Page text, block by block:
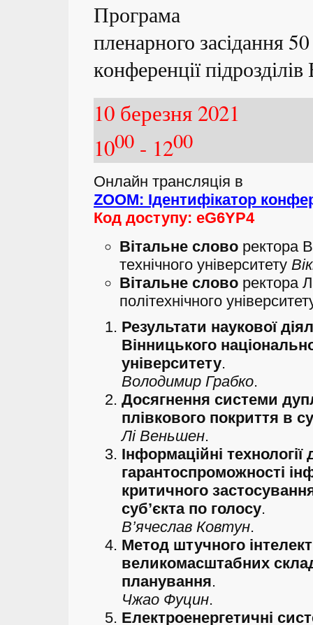
Програма
пленарного засідання
конференції
10 березня 2021
1000 - 1200
Онлайн трансляція в
ZOOM: Ідентифікатор
Код доступу: eG6YP4
Вітальне слово ректора
технічного університету
Вітальне слово ректора
політехнічного
Результати наукової
Вінницького
університету.
Володимир Грабко.
Досягнення системи
плівкового покриття в
Лі Веньшен.
Інформаційні
гарантоспроможності
критичного
суб’єкта по голосу.
В’ячеслав Ковтун.
Метод штучного
великомасштабних
планування.
Чжао Фуцин.
Електроенергетичні